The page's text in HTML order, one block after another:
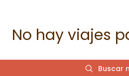
No hay viajes
Buscar